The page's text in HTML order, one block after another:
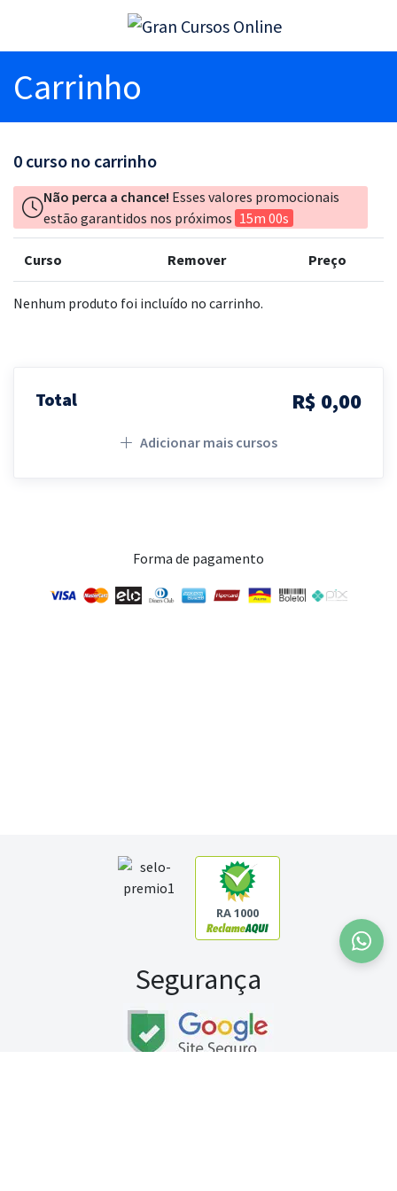
Carrinho
0 curso no carrinho
Não perca a chance! Esses valores promocionais
estão garantidos nos próximos 15m 00s
Curso Remover Preço
Nenhum produto foi incluído no carrinho.
Total R$ 0,00
Adicionar mais cursos
Forma de pagamento
RA 1000
Segurança